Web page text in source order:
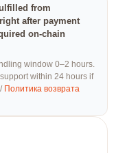
from
after payment
on-chain
window 0–2 hours.
within 24 hours if
/ Политика возврата